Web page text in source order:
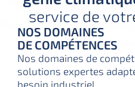
service de
NOS DOMAINES
DE COMPÉTENCES
Nos domaines de
solutions expertes
besoin industriel.